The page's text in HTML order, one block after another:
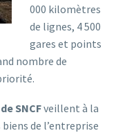
000 kilomètres
de lignes, 4 500
gares et points
nombre de
SNCFveillent à la
de l’entreprise